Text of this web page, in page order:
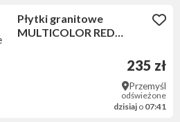
Płytki granitowe
MULTICOLOR RED
235 zł
Przemyśl
odświeżone
dzisiaj o 07:41